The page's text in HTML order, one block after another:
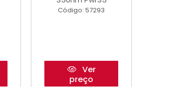
Código: 57293
Ver
preço